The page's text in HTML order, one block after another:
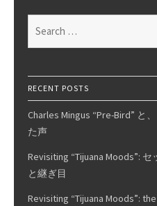
for:
RECENT POSTS
Charles Mingus “Pre-Bird” と
た声
Revisiting “Tijuana Moods”:
と継ぎ目
Revisiting “Tijuana Moods”: